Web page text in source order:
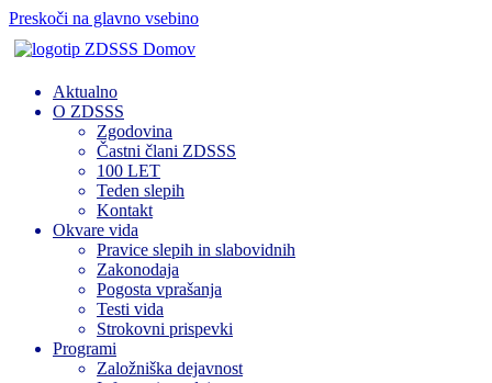
Preskoči na glavno vsebino
Domov
Aktualno
O ZDSSS
Zgodovina
Častni člani ZDSSS
100 LET
Teden slepih
Kontakt
Okvare vida
Pravice slepih in slabovidnih
Zakonodaja
Pogosta vprašanja
Testi vida
Strokovni prispevki
Programi
Založniška dejavnost